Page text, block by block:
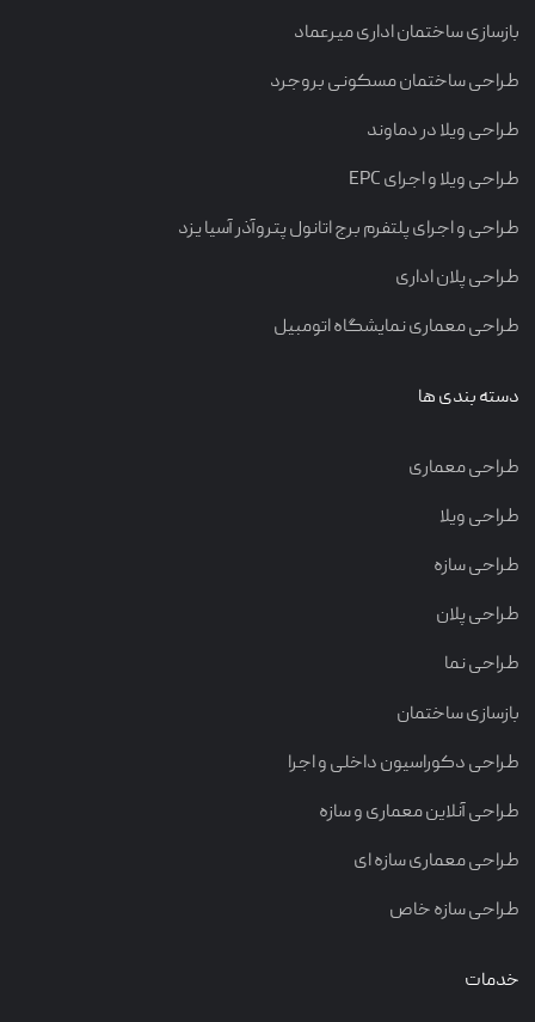
بازسازی ساختمان اداری میرعماد
طراحی ساختمان مسکونی بروجرد
طراحی ویلا در دماوند
طراحی ویلا و اجرای EPC
طراحی و اجرای پلتفرم برج اتانول پتروآذر آسیا یزد
طراحی پلان اداری
طراحی معماری نمایشگاه اتومبیل
دسته بندی ها
طراحی معماری
طراحی ویلا
طراحی سازه
طراحی پلان
طراحی نما
بازسازی ساختمان
طراحی دکوراسیون داخلی و اجرا
طراحی آنلاین معماری و سازه
طراحی معماری سازه ای
طراحی سازه خاص
خدمات